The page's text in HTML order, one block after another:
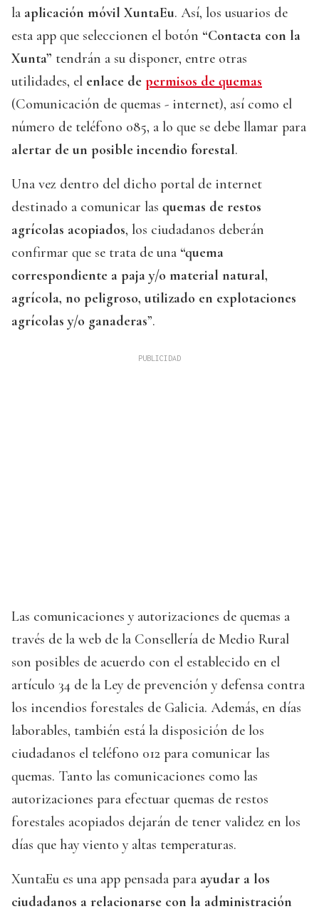
la aplicación móvil XuntaEu. Así, los usuarios de
esta app que seleccionen el botón “Contacta con la
Xunta” tendrán a su disponer, entre otras
utilidades, el enlace de permisos de quemas
(Comunicación de quemas - internet), así como el
número de teléfono 085, a lo que se debe llamar para
alertar de un posible incendio forestal.
Una vez dentro del dicho portal de internet
destinado a comunicar las quemas de restos
agrícolas acopiados, los ciudadanos deberán
confirmar que se trata de una “quema
correspondiente a paja y/o material natural,
agrícola, no peligroso, utilizado en explotaciones
agrícolas y/o ganaderas”.
Las comunicaciones y autorizaciones de quemas a
través de la web de la Consellería de Medio Rural
son posibles de acuerdo con el establecido en el
artículo 34 de la Ley de prevención y defensa contra
los incendios forestales de Galicia. Además, en días
laborables, también está la disposición de los
ciudadanos el teléfono 012 para comunicar las
quemas. Tanto las comunicaciones como las
autorizaciones para efectuar quemas de restos
forestales acopiados dejarán de tener validez en los
días que hay viento y altas temperaturas.
XuntaEu es una app pensada para ayudar a los
ciudadanos a relacionarse con la administración